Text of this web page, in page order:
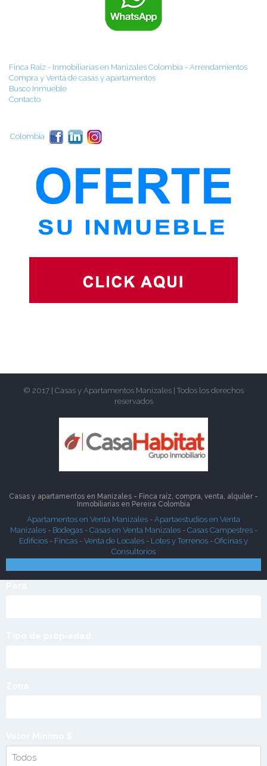
Finca Raíz - Inmobiliarias en Manizales Colombia - Arrendamientos
Compra y Venta de casas y apartamentos
Busco Inmueble
Contacto
Colombia
© 2017 | Casas y Apartamentos Manizales | Todos los derechos
reservados
Casas y apartamentos en Manizales - Finca raíz, compra, venta, alquiler -
Inmobiliarias en Pereira Colombia
Apartamentos en Venta Manizales - Apartaestudios en Venta
Manizales- Bodegas- Casas en Venta Manizales- Casas Campestres-
Edificios - Fincas - Venta de Locales - Lotes y Terrenos - Oficinas y
Consultorios